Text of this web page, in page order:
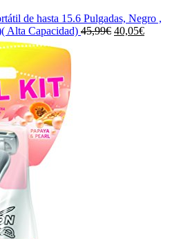
de hasta 15.6 Pulgadas, Negro ,
Alta Capacidad) 45,99€ El
40,05€El